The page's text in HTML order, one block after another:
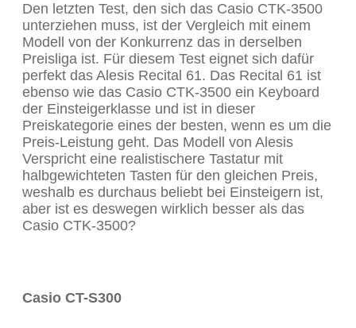
Den letzten Test, den sich das Casio CTK-3500
unterziehen muss, ist der Vergleich mit einem
Modell von der Konkurrenz das in derselben
Preisliga ist. Für diesem Test eignet sich dafür
perfekt das Alesis Recital 61. Das Recital 61 ist
ebenso wie das Casio CTK-3500 ein Keyboard
der Einsteigerklasse und ist in dieser
Preiskategorie eines der besten, wenn es um die
Preis-Leistung geht. Das Modell von Alesis
Verspricht eine realistischere Tastatur mit
halbgewichteten Tasten für den gleichen Preis,
weshalb es durchaus beliebt bei Einsteigern ist,
aber ist es deswegen wirklich besser als das
Casio CTK-3500?
Casio CT-S300